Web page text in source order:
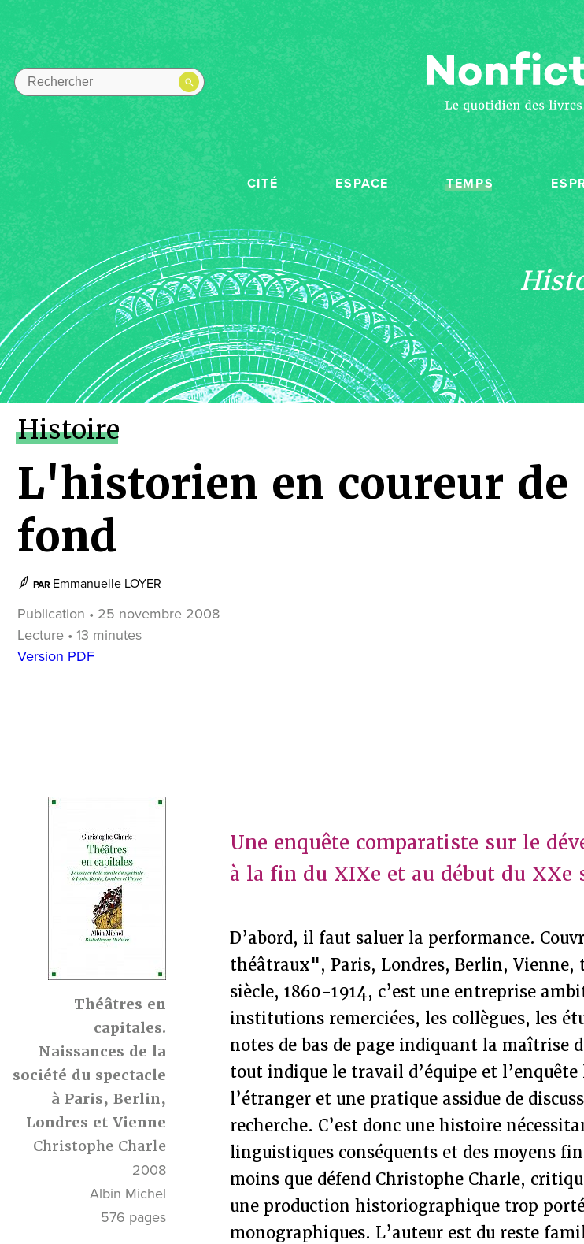
CITÉ ESPACE TEMPS
Histoire
L'historien en coureur de
fond
PAR Emmanuelle LOYER
Publication • 25 novembre 2008
Lecture • 13 minutes
Version PDF
Théâtres en
capitales.
Naissances de la
société du spectacle
à Paris, Berlin,
Londres et Vienne
Christophe Charle
2008
Albin Michel
576 pages
Une enquête comparatiste sur le
à la fin du XIXe et au début du XXe
D’abord, il faut saluer la performance.
théâtraux", Paris, Londres, Berlin, Vienne,
siècle, 1860-1914, c’est une entreprise
institutions remerciées, les collègues, les
notes de bas de page indiquant la maîtrise
tout indique le travail d’équipe et
l’étranger et une pratique assidue de
recherche. C’est donc une histoire
linguistiques conséquents et des moyens
moins que défend Christophe Charle,
une production historiographique trop
monographiques. L’auteur est du reste